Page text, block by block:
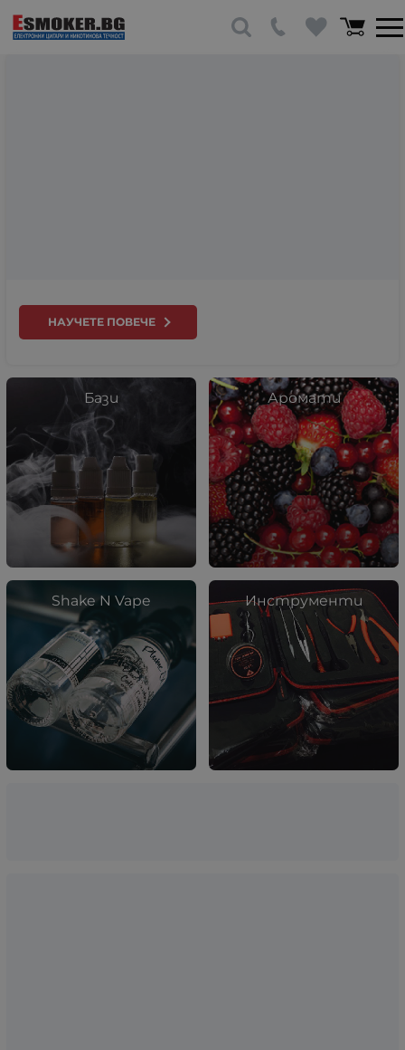
НАУЧЕТЕ ПОВЕЧЕ
Бази Аромати
Shake N Vape Инструменти